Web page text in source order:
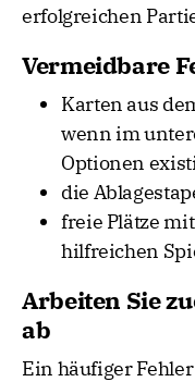
erfolgreichen
Vermeidbare
Karten aus
wenn im
Optionen
die
freie Plätze
hilfreichen
Arbeiten Sie
ab
Ein häufiger